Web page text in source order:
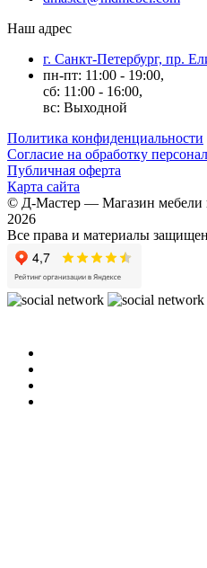
Наш адрес
г. Санкт-Петербург, пр.
пн-пт: 11:00 - 19:00,
сб: 11:00 - 16:00,
вс: Выходной
Политика конфиденциальности
Согласие на обработку
Публичная оферта
Карта сайта
© Д-Мастер — Магазин мебели
2026
Все права и материалы